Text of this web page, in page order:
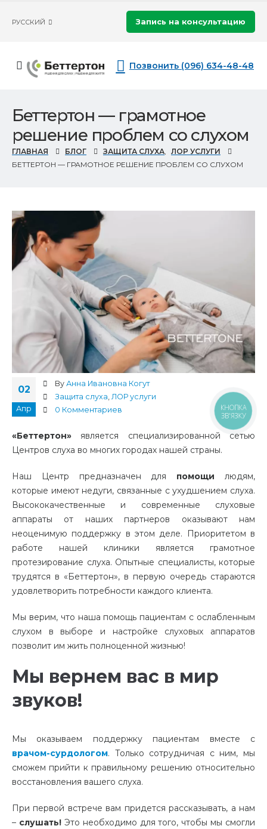
РУССКИЙ Запись на консультацию
Позвонить (096) 634-48-48
Беттертон — грамотное
решение проблем со слухом
ГЛАВНАЯ БЛОГ ЗАЩИТА СЛУХА, ЛОР УСЛУГИ
БЕТТЕРТОН — ГРАМОТНОЕ РЕШЕНИЕ ПРОБЛЕМ СО СЛУХОМ
02
Апр
By Анна Ивановна Когут
Защита слуха, ЛОР услуги
0 Комментариев
«Беттертон» является специализированной сетью
Центров слуха во многих городах нашей страны.
Наш Центр предназначен для помощилюдям,
которые имеют недуги, связанные с ухудшением слуха.
Высококачественные и современные слуховые
аппараты от наших партнеров оказывают нам
неоценимую поддержку в этом деле. Приоритетом в
работе нашей клиники является грамотное
протезирование слуха. Опытные специалисты, которые
трудятся в «Беттертон», в первую очередь стараются
удовлетворить потребности каждого клиента.
Мы верим, что наша помощь пациентам с ослабленным
слухом в выборе и настройке слуховых аппаратов
позволит им жить полноценной жизнью!
Мы вернем вас в мир
звуков!
Мы оказываем поддержку пациентам вместе с
врачом-сурдологом. Только сотрудничая с ним, мы
сможем прийти к правильному решению относительно
восстановления вашего слуха.
При первой встрече вам придется рассказывать, а нам
– слушать! Это необходимо для того, чтобы мы смогли
КНОПКА
ЗВ'ЯЗКУ